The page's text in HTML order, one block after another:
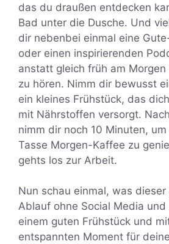
das du draußen entdecken
Bad unter die Dusche. Und
dir nebenbei einmal eine
oder einen inspirierenden
anstatt gleich früh am
zu hören. Nimm dir bewusst
ein kleines Frühstück, das
mit Nährstoffen versorgt.
nimm dir noch 10 Minuten,
Tasse Morgen-Kaffee zu
gehts los zur Arbeit.
Nun schau einmal, was
Ablauf ohne Social Media
einem guten Frühstück und
entspannten Moment für